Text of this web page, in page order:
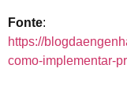
Fonte:
https://
como-implementar-